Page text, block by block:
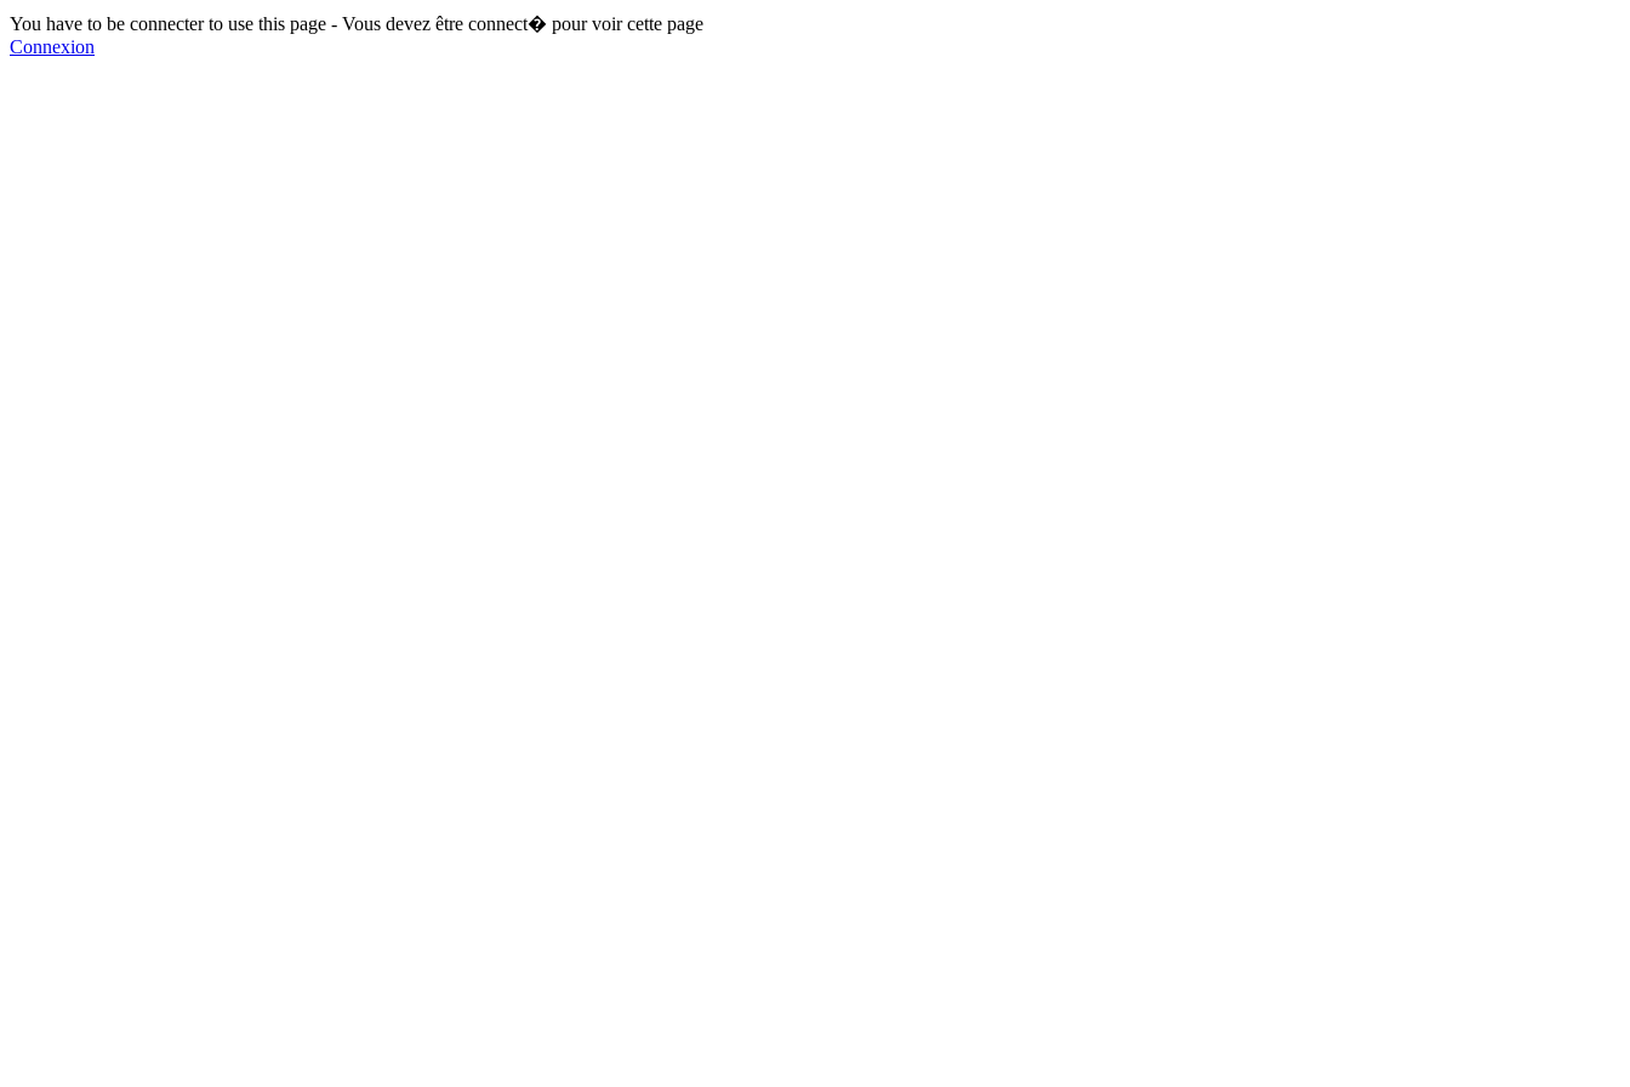
You have to be connecter to use this page - Vous devez être connect� pour voir cette page
Connexion